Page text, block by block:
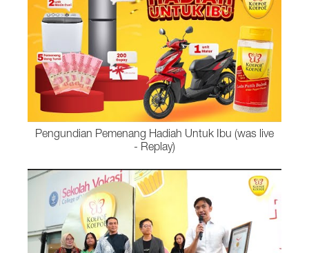
Pengundian Pemenang Hadiah Untuk Ibu (was live
- Replay)